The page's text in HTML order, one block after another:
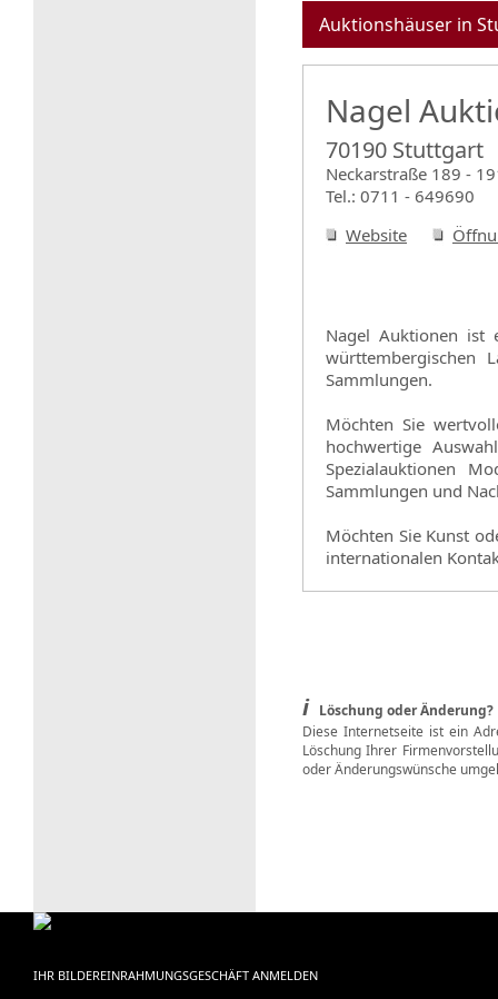
Auktionshäuser in
Nagel
70190 Stuttgart
Neckarstraße 189 -
Tel.: 0711 - 649690
Website
Nagel Auktionen ist
württembergischen
Sammlungen.
Möchten Sie
hochwertige
Spezialauktionen
Sammlungen und
Möchten Sie Kunst
internationalen
i Löschung oder Änderung?
Diese Internetseite ist ein
Löschung Ihrer
oder Änderungswünsche
IHR BILDEREINRAHMUNGSGESCHÄFT ANMELDEN